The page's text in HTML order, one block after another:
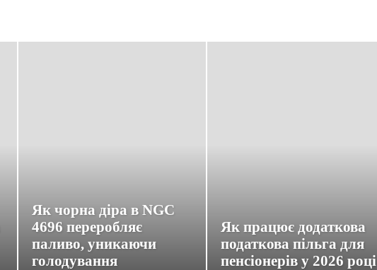
Як чорна діра в NGC
4696 переробляє
паливо, уникаючи
голодування
Як працює додаткова
податкова пільга для
пенсіонерів у 2026 році